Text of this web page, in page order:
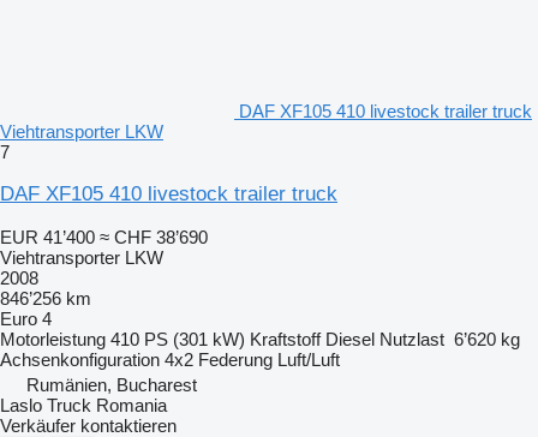
DAF XF105 410 livestock trailer truck
Viehtransporter LKW
7
DAF XF105 410 livestock trailer truck
EUR 41’400 ≈ CHF 38’690
Viehtransporter LKW
2008
846’256 km
Euro 4
Motorleistung 410 PS (301 kW) Kraftstoff Diesel Nutzlast 6’620 kg
Achsenkonfiguration 4x2 Federung Luft/Luft
Rumänien, Bucharest
Laslo Truck Romania
Verkäufer kontaktieren